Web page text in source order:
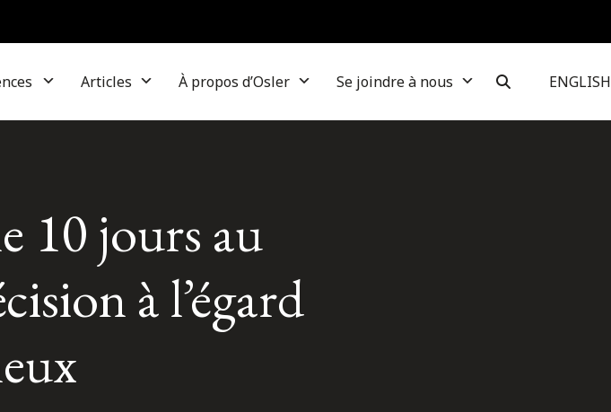
Articles À propos d’Osler Se joindre à nous ENGLISH
10 jours au
à l’égard